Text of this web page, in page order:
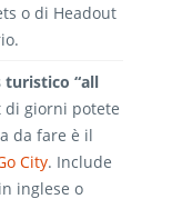
o di Headout
turistico “all
di giorni potete
da fare è il
City. Include
inglese o